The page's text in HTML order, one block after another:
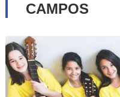
CAMPOS